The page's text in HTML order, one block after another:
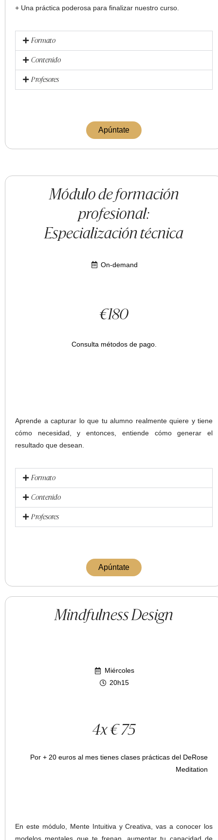
+ Una práctica poderosa para finalizar nuestro curso.
Formato
Contenido
Profesores
Apúntate
Módulo de formación
profesional:
Especialización técnica
On-demand
€180
Consulta métodos de pago.
Aprende a capturar lo que tu alumno realmente quiere y tiene
cómo necesidad, y entonces, entiende cómo generar el
resultado que desean.
Formato
Contenido
Profesores
Apúntate
Mindfulness Design
Miércoles
20h15
4x € 75
Por + 20 euros al mes tienes clases prácticas del DeRose
Meditation
En este módulo, Mente Intuitiva y Creativa, vas a conocer los